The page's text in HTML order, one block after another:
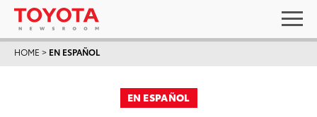
HOME > EN ESPAÑOL
EN ESPAÑOL